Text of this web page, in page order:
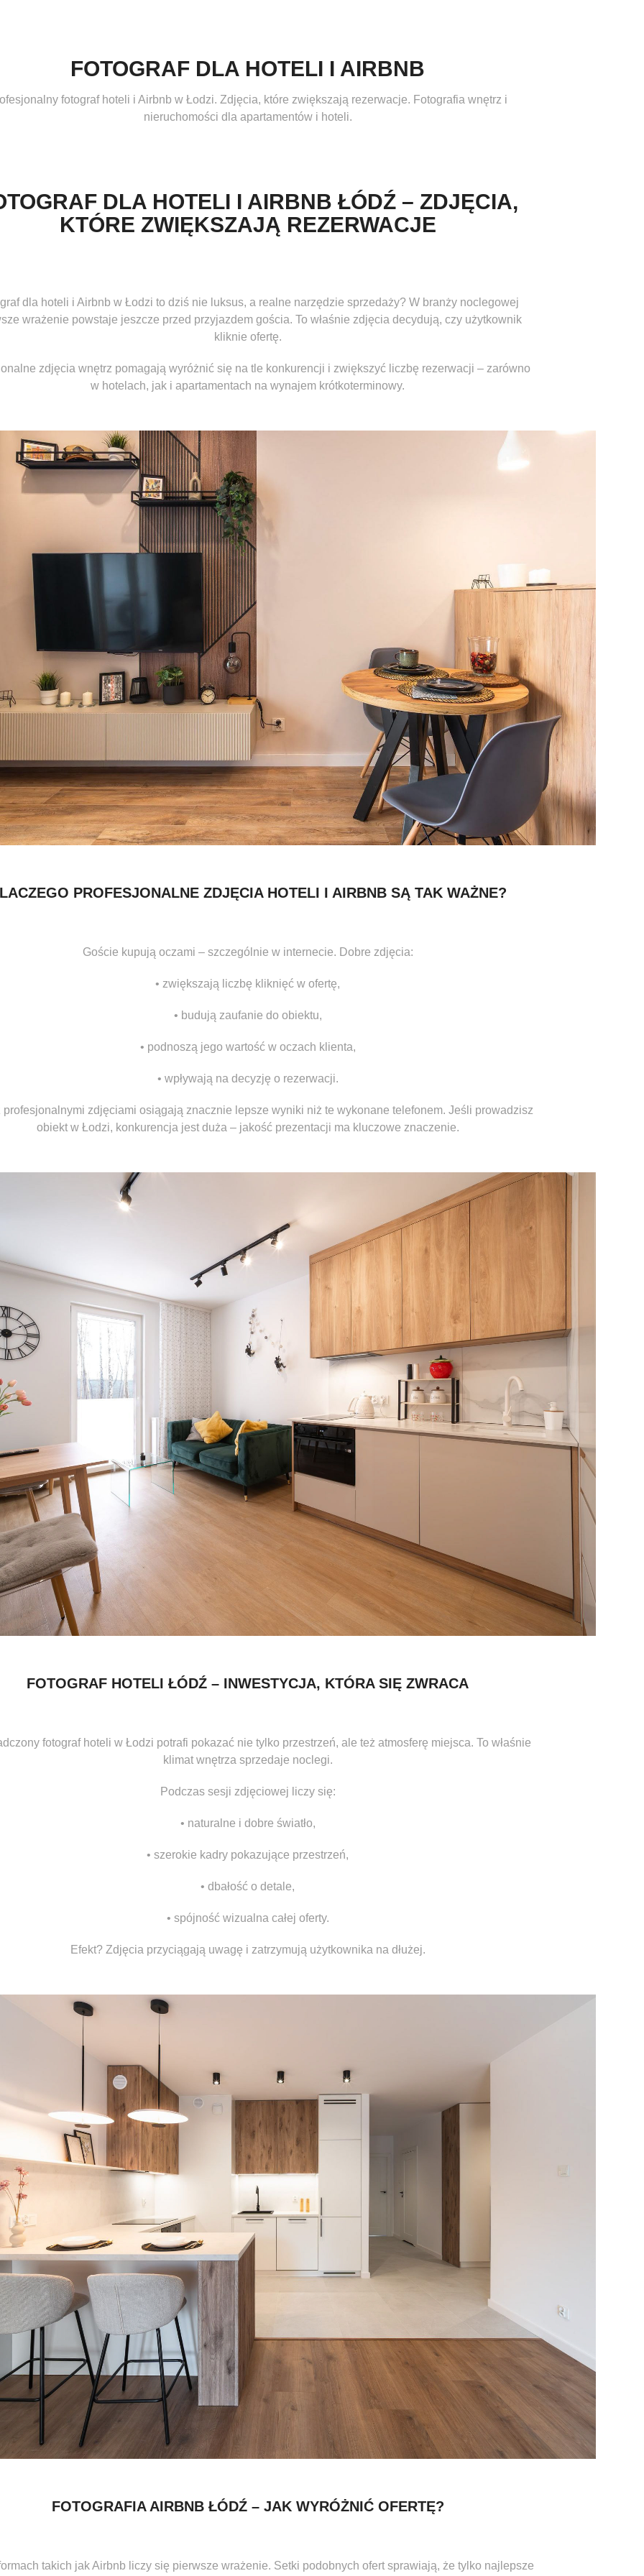
FOTOGRAF DLA HOTELI I AIRBNB
fotograf hoteli i Airbnb w Łodzi. Zdjęcia, które zwiększają rezerwacje. Fotografia wnętrz i
nieruchomości dla apartamentów i hoteli.
DLA HOTELI I AIRBNB ŁÓDŹ – ZDJĘCIA,
KTÓRE ZWIĘKSZAJĄ REZERWACJE
dla hoteli i Airbnb w Łodzi to dziś nie luksus, a realne narzędzie sprzedaży? W branży noclegowej
wrażenie powstaje jeszcze przed przyjazdem gościa. To właśnie zdjęcia decydują, czy użytkownik
kliknie ofertę.
zdjęcia wnętrz pomagają wyróżnić się na tle konkurencji i zwiększyć liczbę rezerwacji – zarówno
w hotelach, jak i apartamentach na wynajem krótkoterminowy.
PROFESJONALNE ZDJĘCIA HOTELI I AIRBNB SĄ TAK WAŻNE?
Goście kupują oczami – szczególnie w internecie. Dobre zdjęcia:
• zwiększają liczbę kliknięć w ofertę,
• budują zaufanie do obiektu,
• podnoszą jego wartość w oczach klienta,
• wpływają na decyzję o rezerwacji.
profesjonalnymi zdjęciami osiągają znacznie lepsze wyniki niż te wykonane telefonem. Jeśli prowadzisz
obiekt w Łodzi, konkurencja jest duża – jakość prezentacji ma kluczowe znaczenie.
FOTOGRAF HOTELI ŁÓDŹ – INWESTYCJA, KTÓRA SIĘ ZWRACA
fotograf hoteli w Łodzi potrafi pokazać nie tylko przestrzeń, ale też atmosferę miejsca. To właśnie
klimat wnętrza sprzedaje noclegi.
Podczas sesji zdjęciowej liczy się:
• naturalne i dobre światło,
• szerokie kadry pokazujące przestrzeń,
• dbałość o detale,
• spójność wizualna całej oferty.
Efekt? Zdjęcia przyciągają uwagę i zatrzymują użytkownika na dłużej.
FOTOGRAFIA AIRBNB ŁÓDŹ – JAK WYRÓŻNIĆ OFERTĘ?
takich jak Airbnb liczy się pierwsze wrażenie. Setki podobnych ofert sprawiają, że tylko najlepsze